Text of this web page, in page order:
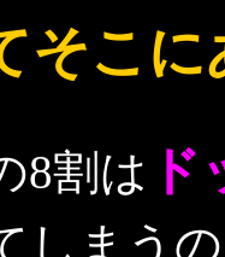
そこに
8割は
しまう